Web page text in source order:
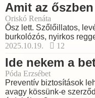
Amit az
Oriskó Renáta
Ősz lett. Szőlőillatos,
burkolózós, nyirkos
2025.10.19.
12
Ide nekem a
Póda Erzsébet
Preventív biztosítások
avagy kössünk-e